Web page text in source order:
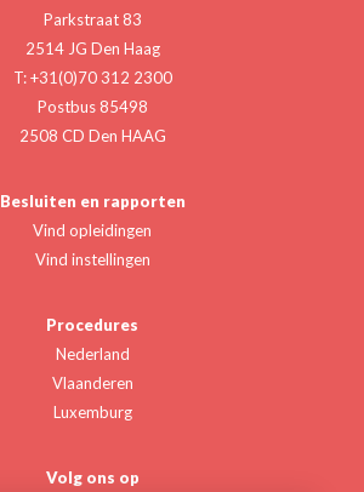
Parkstraat 83
2514 JG Den Haag
T: +31(0)70 312 2300
Postbus 85498
2508 CD Den HAAG
Besluiten en rapporten
Vind opleidingen
Vind instellingen
Procedures
Nederland
Vlaanderen
Luxemburg
Volg ons op